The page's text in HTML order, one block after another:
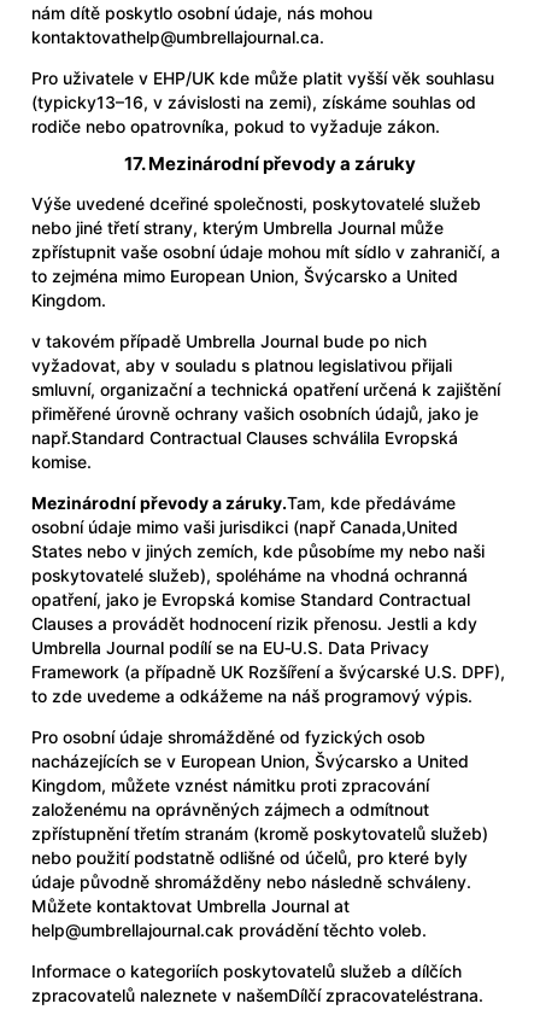
nám dítě poskytlo osobní údaje, nás mohou
kontaktovathelp@umbrellajournal.ca.
Pro uživatele v EHP/UK kde může platit vyšší věk souhlasu
(typicky13–16, v závislosti na zemi), získáme souhlas od
rodiče nebo opatrovníka, pokud to vyžaduje zákon.
17. Mezinárodní převody a záruky
Výše uvedené dceřiné společnosti, poskytovatelé služeb
nebo jiné třetí strany, kterým Umbrella Journal může
zpřístupnit vaše osobní údaje mohou mít sídlo v zahraničí, a
to zejména mimo European Union, Švýcarsko a United
Kingdom.
v takovém případě Umbrella Journal bude po nich
vyžadovat, aby v souladu s platnou legislativou přijali
smluvní, organizační a technická opatření určená k zajištění
přiměřené úrovně ochrany vašich osobních údajů, jako je
např.Standard Contractual Clauses schválila Evropská
komise.
Mezinárodní převody a záruky.Tam, kde předáváme
osobní údaje mimo vaši jurisdikci (např Canada,United
States nebo v jiných zemích, kde působíme my nebo naši
poskytovatelé služeb), spoléháme na vhodná ochranná
opatření, jako je Evropská komise Standard Contractual
Clauses a provádět hodnocení rizik přenosu. Jestli a kdy
Umbrella Journal podílí se na EU‑U.S. Data Privacy
Framework (a případně UK Rozšíření a švýcarské U.S. DPF),
to zde uvedeme a odkážeme na náš programový výpis.
Pro osobní údaje shromážděné od fyzických osob
nacházejících se v European Union, Švýcarsko a United
Kingdom, můžete vznést námitku proti zpracování
založenému na oprávněných zájmech a odmítnout
zpřístupnění třetím stranám (kromě poskytovatelů služeb)
nebo použití podstatně odlišné od účelů, pro které byly
údaje původně shromážděny nebo následně schváleny.
Můžete kontaktovat Umbrella Journal at
help@umbrellajournal.cak provádění těchto voleb.
Informace o kategoriích poskytovatelů služeb a dílčích
zpracovatelů naleznete v našemDílčí zpracovateléstrana.